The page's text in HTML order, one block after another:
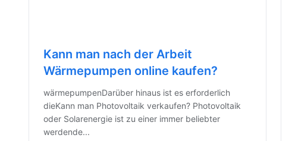
Kann man nach der Arbeit
Wärmepumpen online kaufen?
wärmepumpenDarüber hinaus ist es erforderlich
dieKann man Photovoltaik verkaufen? Photovoltaik
oder Solarenergie ist zu einer immer beliebter
werdende...